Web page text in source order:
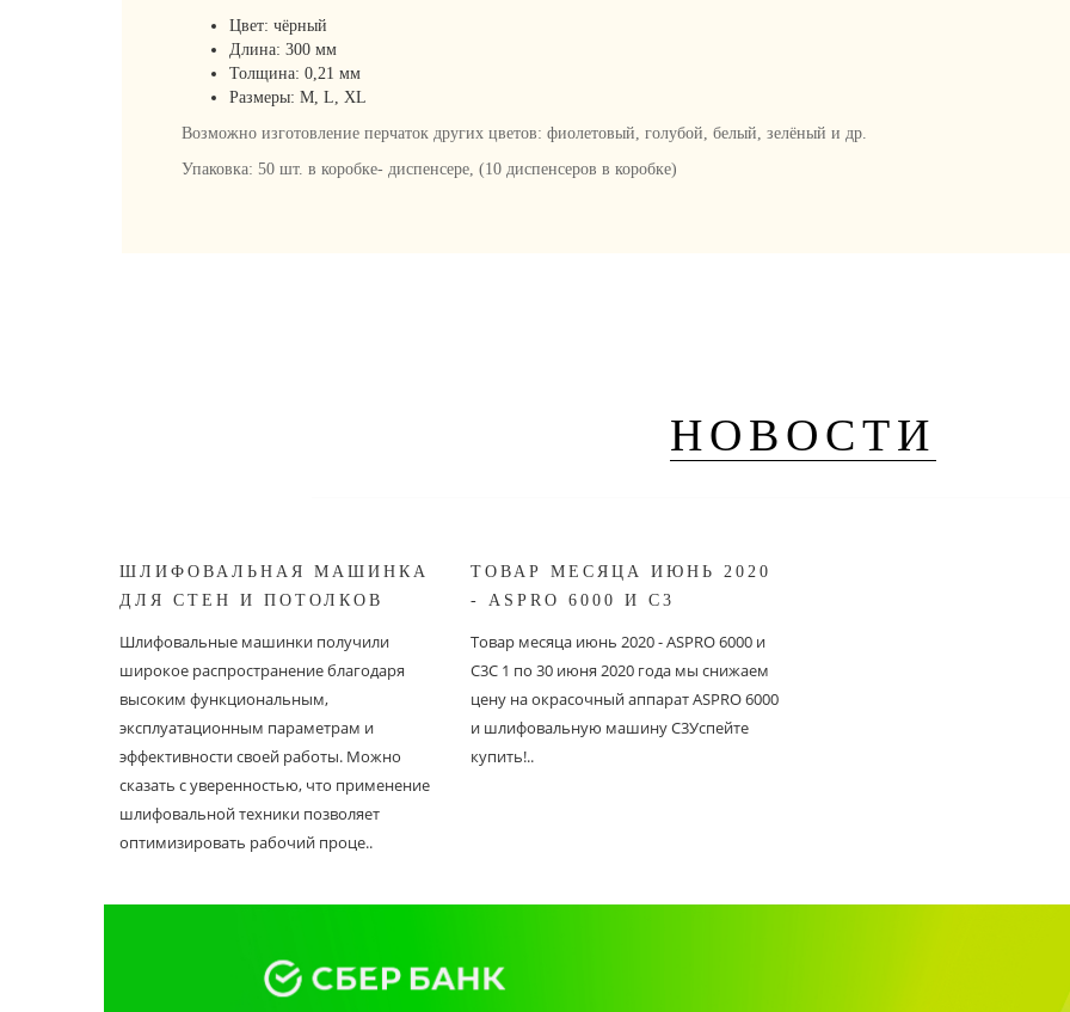
Цвет: чёрный
Длина: 300 мм
Толщина: 0,21 мм
Размеры: M, L, XL
Возможно изготовление перчаток других цветов: фиолетовый, голубой, белый, зелёный и др.
Упаковка: 50 шт. в коробке- диспенсере, (10 диспенсеров в коробке)
НОВОСТИ
ШЛИФОВАЛЬНАЯ МАШИНКА
ДЛЯ СТЕН И ПОТОЛКОВ
Шлифовальные машинки получили
широкое распространение благодаря
высоким функциональным,
эксплуатационным параметрам и
эффективности своей работы. Можно
сказать с уверенностью, что применение
шлифовальной техники позволяет
оптимизировать рабочий проце..
ТОВАР МЕСЯЦА ИЮНЬ 2020
- ASPRO 6000 И С3
Товар месяца июнь 2020 - ASPRO 6000 и
С3С 1 по 30 июня 2020 года мы снижаем
цену на окрасочный аппарат ASPRO 6000
и шлифовальную машину C3Успейте
купить!..